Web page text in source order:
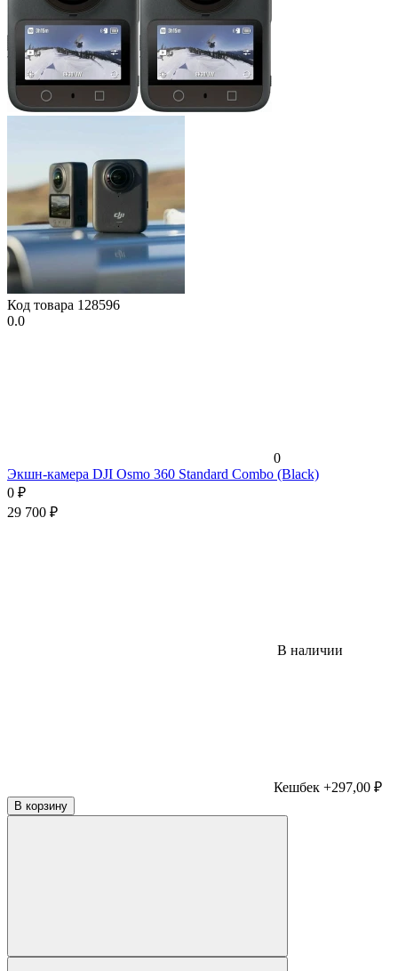
Код товара 128596
0.0
0
Экшн-камера DJI Osmo 360 Standard Combo (Black)
0 ₽
29 700 ₽
В наличии
Кешбек +297,00 ₽
В корзину